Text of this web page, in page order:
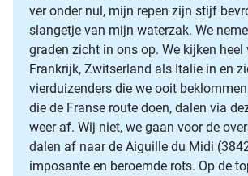
ver onder nul, mijn repen zijn stijf
slangetje van mijn waterzak. We
graden zicht in ons op. We kijken heel
Frankrijk, Zwitserland als Italie in en
vierduizenders die we ooit
die de Franse route doen, dalen via
weer af. Wij niet, we gaan voor de
dalen af naar de Aiguille du Midi
imposante en beroemde rots. Op de